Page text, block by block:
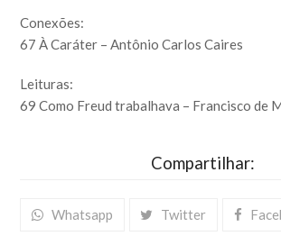
Conexões:
67 À Caráter – Antônio Carlos Caires
Leituras:
69 Como Freud trabalhava – Francisco de
Compartilhar:
Whatsapp Twitter